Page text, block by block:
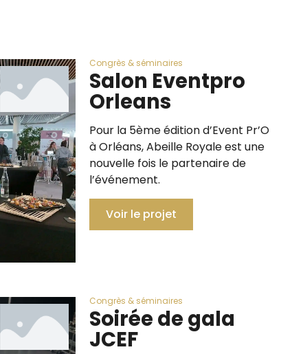
Congrès & séminaires
Salon Eventpro
Orleans
Pour la 5ème édition d’Event Pr’O
à Orléans, Abeille Royale est une
nouvelle fois le partenaire de
l’événement.
Voir le projet
Congrès & séminaires
Soirée de gala
JCEF